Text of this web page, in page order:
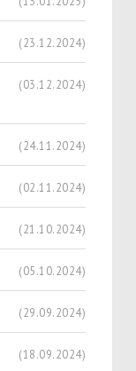
(23.12.2024)
(03.12.2024)
(24.11.2024)
(02.11.2024)
(21.10.2024)
(05.10.2024)
(29.09.2024)
(18.09.2024)